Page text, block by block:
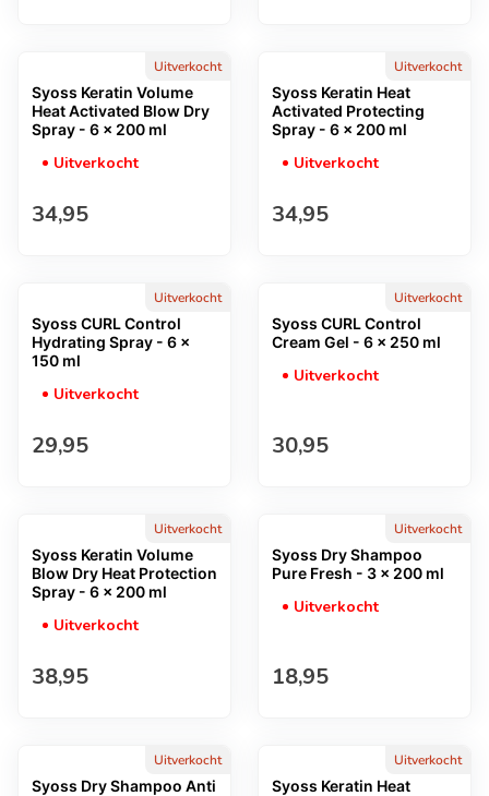
Uitverkocht
Syoss Keratin Volume
Heat Activated Blow Dry
Spray - 6 x 200 ml
Uitverkocht
Normale prijs
34,95
Uitverkocht
Syoss Keratin Heat
Activated Protecting
Spray - 6 x 200 ml
Uitverkocht
Normale prijs
34,95
Uitverkocht
Syoss CURL Control
Hydrating Spray - 6 x
150 ml
Uitverkocht
Normale prijs
29,95
Uitverkocht
Syoss CURL Control
Cream Gel - 6 x 250 ml
Uitverkocht
Normale prijs
30,95
Uitverkocht
Syoss Keratin Volume
Blow Dry Heat Protection
Spray - 6 x 200 ml
Uitverkocht
Normale prijs
38,95
Uitverkocht
Syoss Dry Shampoo
Pure Fresh - 3 x 200 ml
Uitverkocht
Normale prijs
18,95
Uitverkocht
Syoss Dry Shampoo Anti
Uitverkocht
Syoss Keratin Heat